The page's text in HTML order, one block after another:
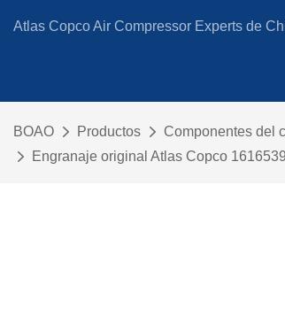
Atlas Copco Air Compressor Experts de
BOAO Productos Componentes del
Engranaje original Atlas Copco